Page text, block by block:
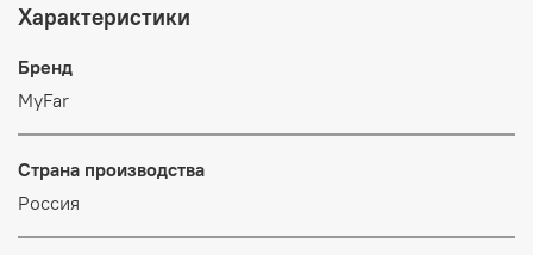
Характеристики
Бренд
MyFar
Страна производства
Россия